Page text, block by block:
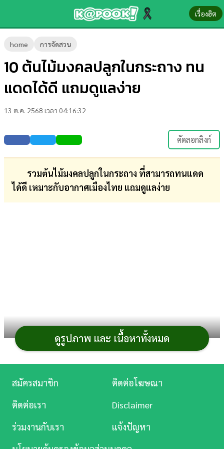
เรื่องฮิต
home การจัดสวน
10 ต้นไม้มงคลปลูกในกระถาง ทน
แดดได้ดี แถมดูแลง่าย
13 ต.ค. 2568 เวลา 04:16:32
คัดลอกลิงก์
รวมต้นไม้มงคลปลูกในกระถาง ที่สามารถทนแดด
ได้ดี เหมาะกับอากาศเมืองไทย แถมดูแลง่าย
ดูรูปภาพ และ เนื้อหาทั้งหมด
ข่าว-
ความ
รู้
บันเทิง
ตรวจ
หวย
ผล
บอล
บันเทิง
ดู
Music
สมัครสมาชิก
ติดต่อโฆษณา
ติดต่อเรา
Disclaimer
ร่วมงานกับเรา
แจ้งปัญหา